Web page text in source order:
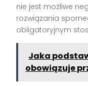
nie jest możliwe
rozwiązania
obligatoryjnym
Jaka
obowiązuje